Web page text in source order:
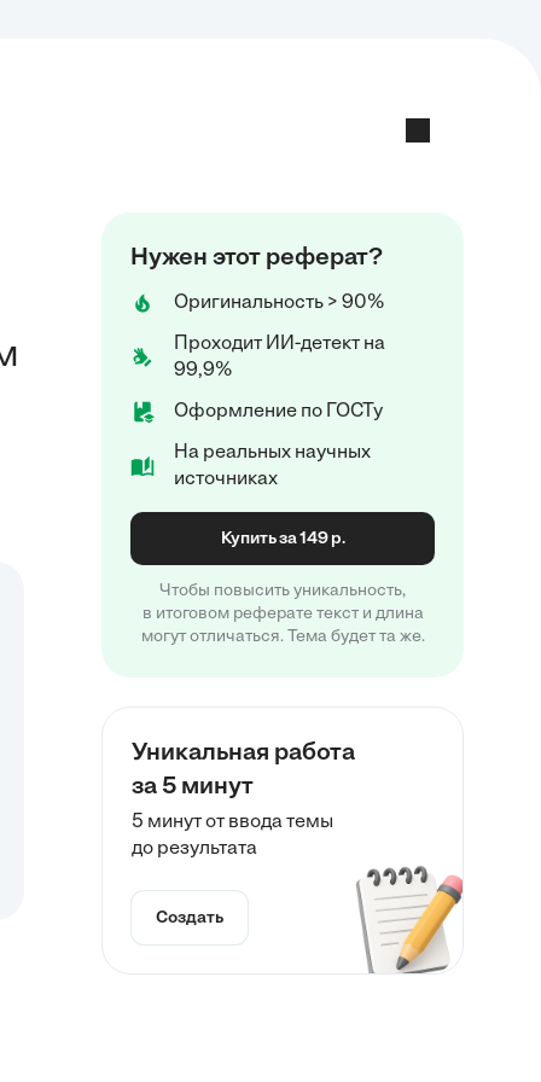
Нужен этот реферат?
Оригинальность > 90%
Проходит ИИ-детект на
99,9%
Оформление по ГОСТу
На реальных научных
источниках
Купить за 149 р.
Чтобы повысить уникальность,
в итоговом реферате текст и длина
могут отличаться. Тема будет та же.
Уникальная работа
за 5 минут
5 минут от ввода темы
до результата
Создать